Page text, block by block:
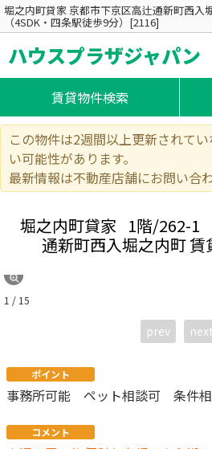
堀之内町貸家 京都市下京区高辻通新町西入
（4SDK・四条駅徒歩9分）[2116]
ハウスプラザジャパン
賃貸物件検索
この物件は2週間以上更新されて
い可能性があります。
最新情報は不動産店舗にお問い合
堀之内町貸家 1階/262-1
通新町西入堀之内町 賃
1 / 15
prev next
ポイント
事務所可能 ペット相談可 条件
コメント